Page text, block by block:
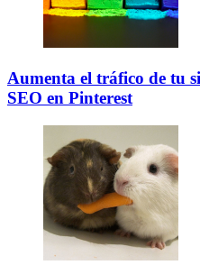
Aumenta el tráfico de tu
SEO en Pinterest